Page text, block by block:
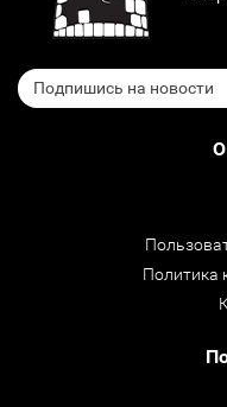
Политика